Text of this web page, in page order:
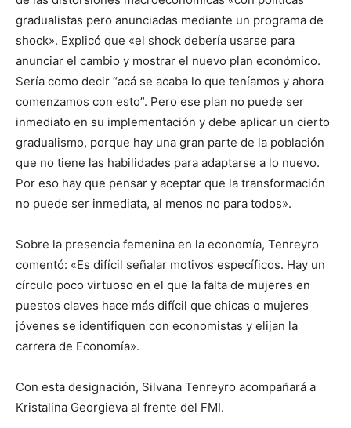
gradualistas pero anunciadas mediante un programa de
shock». Explicó que «el shock debería usarse para
anunciar el cambio y mostrar el nuevo plan económico.
Sería como decir “acá se acaba lo que teníamos y ahora
comenzamos con esto”. Pero ese plan no puede ser
inmediato en su implementación y debe aplicar un cierto
gradualismo, porque hay una gran parte de la población
que no tiene las habilidades para adaptarse a lo nuevo.
Por eso hay que pensar y aceptar que la transformación
no puede ser inmediata, al menos no para todos».
Sobre la presencia femenina en la economía, Tenreyro
comentó: «Es difícil señalar motivos específicos. Hay un
círculo poco virtuoso en el que la falta de mujeres en
puestos claves hace más difícil que chicas o mujeres
jóvenes se identifiquen con economistas y elijan la
carrera de Economía».
Con esta designación, Silvana Tenreyro acompañará a
Kristalina Georgieva al frente del FMI.